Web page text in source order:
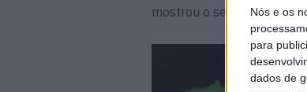
Nós e os
para
dados de
mostrou o seu talento